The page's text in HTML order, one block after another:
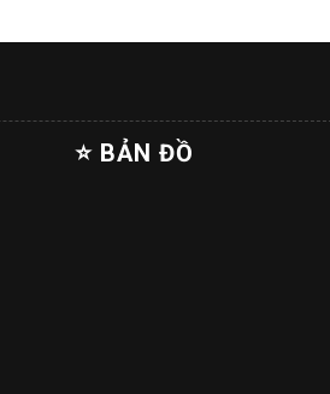
⭐ BẢN ĐỒ